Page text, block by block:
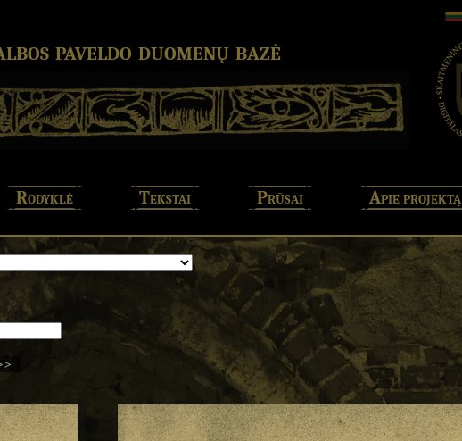
paveldo duomenų bazė
Rodyklė Tekstai Prūsai Apie projektą